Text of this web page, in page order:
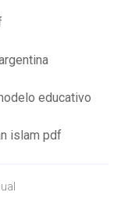
educativo
islam pdf